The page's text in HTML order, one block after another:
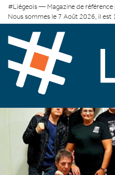
#Liégeois — Magazine de référence
Nous sommes le 7 Août 2026, il est